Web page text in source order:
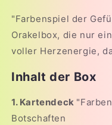
GEFÜHLE&quot;
"Farbenspiel der
Orakelbox, die nur
voller Herzenergie,
Inhalt der Box
1. Kartendeck
Botschaften